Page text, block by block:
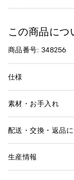
この商品につ
商品番号: 348256
仕様
素材・お手入れ
配送・交換・返品
生産情報